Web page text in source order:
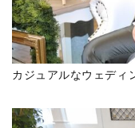
カジュアルなウェディ